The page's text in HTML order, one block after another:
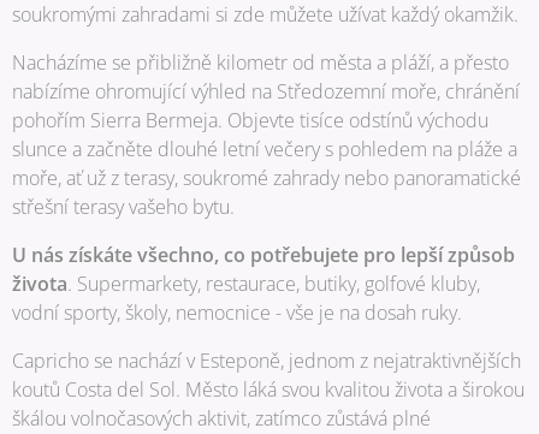
soukromými zahradami si zde můžete užívat každý okamžik.
Nacházíme se přibližně kilometr od města a pláží, a přesto
nabízíme ohromující výhled na Středozemní moře, chránění
pohořím Sierra Bermeja. Objevte tisíce odstínů východu
slunce a začněte dlouhé letní večery s pohledem na pláže a
moře, ať už z terasy, soukromé zahrady nebo panoramatické
střešní terasy vašeho bytu.
U nás získáte všechno, co potřebujete pro lepší způsob
života. Supermarkety, restaurace, butiky, golfové kluby,
vodní sporty, školy, nemocnice - vše je na dosah ruky.
Capricho se nachází v Esteponě, jednom z nejatraktivnějších
koutů Costa del Sol. Město láká svou kvalitou života a širokou
škálou volnočasových aktivit, zatímco zůstává plné